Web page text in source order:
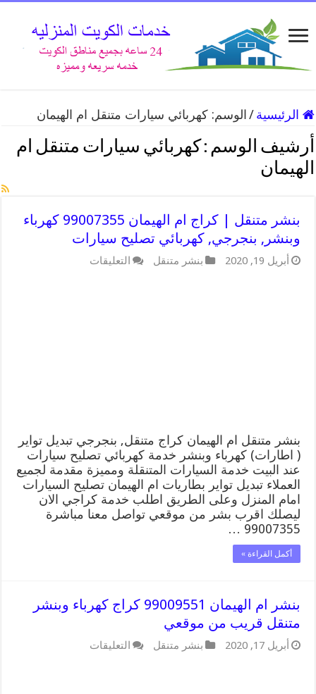
الرئيسية / الوسم:كهربائي سيارات متنقل ام الهيمان
أرشيف الوسم : كهربائي سيارات متنقل ام
الهيمان
بنشر متنقل | كراج ام الهيمان 99007355 كهرباء
وبنشر, بنجرجي, كهربائي تصليح سيارات
أبريل 19, 2020 بنشر متنقل التعليقات
بنشر متنقل ام الهيمان كراج متنقل, بنجرجي تبديل تواير
( اطارات) كهرباء وبنشر خدمة كهربائي تصليح سيارات
عند البيت خدمة السيارات المتنقلة ومميزة مقدمة لجميع
العملاء تبديل تواير بطاريات ام الهيمان تصليح السيارات
امام المنزل وعلى الطريق اطلب خدمة كراجي الان
ليصلك اقرب بشر من موقعي تواصل معنا مباشرة
99007355 …
أكمل القراءة »
بنشر ام الهيمان 99009551 كراج كهرباء وبنشر
متنقل قريب من موقعي
أبريل 17, 2020 بنشر متنقل التعليقات